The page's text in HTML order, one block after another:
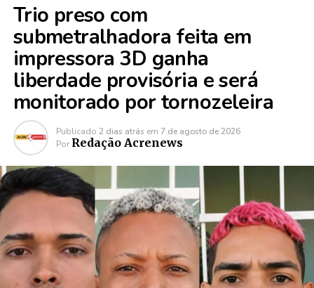
Trio preso com
submetralhadora feita em
impressora 3D ganha
liberdade provisória e será
monitorado por tornozeleira
Publicado 2 dias atrás em 7 de agosto de 2026
Por Redação Acrenews